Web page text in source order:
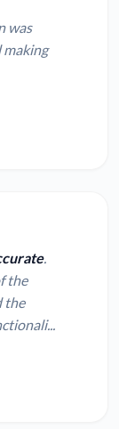
was
making
.
the
the